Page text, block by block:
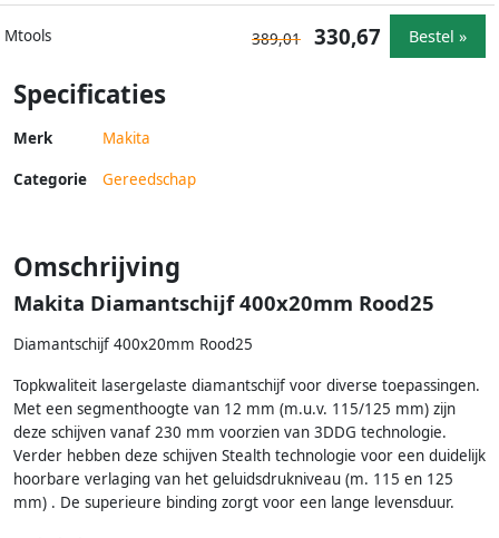
Mtools 389,01 330,67 Bestel »
Specificaties
Merk Makita
Categorie Gereedschap
Omschrijving
Makita Diamantschijf 400x20mm Rood25
Diamantschijf 400x20mm Rood25
Topkwaliteit lasergelaste diamantschijf voor diverse toepassingen.
Met een segmenthoogte van 12 mm (m.u.v. 115/125 mm) zijn
deze schijven vanaf 230 mm voorzien van 3DDG technologie.
Verder hebben deze schijven Stealth technologie voor een duidelijk
hoorbare verlaging van het geluidsdrukniveau (m. 115 en 125
mm) . De superieure binding zorgt voor een lange levensduur.